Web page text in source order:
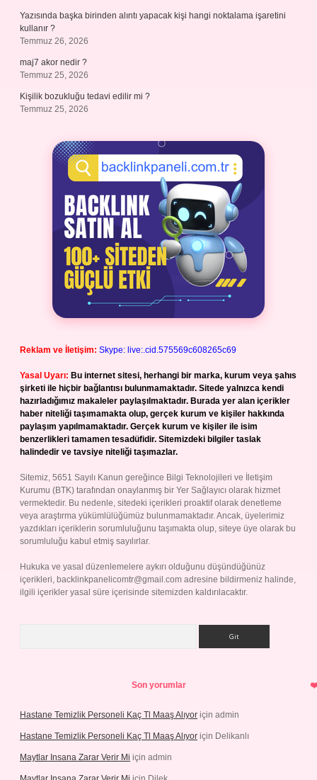
Yazısında başka birinden alıntı yapacak kişi hangi noktalama işaretini
kullanır ?
Temmuz 26, 2026
maj7 akor nedir ?
Temmuz 25, 2026
Kişilik bozukluğu tedavi edilir mi ?
Temmuz 25, 2026
Reklam ve İletişim: Skype: live:.cid.575569c608265c69
Yasal Uyarı: Bu internet sitesi, herhangi bir marka, kurum veya şahıs
şirketi ile hiçbir bağlantısı bulunmamaktadır. Sitede yalnızca kendi
hazırladığımız makaleler paylaşılmaktadır. Burada yer alan içerikler
haber niteliği taşımamakta olup, gerçek kurum ve kişiler hakkında
paylaşım yapılmamaktadır. Gerçek kurum ve kişiler ile isim
benzerlikleri tamamen tesadüfidir. Sitemizdeki bilgiler taslak
halindedir ve tavsiye niteliği taşımazlar.
Sitemiz, 5651 Sayılı Kanun gereğince Bilgi Teknolojileri ve İletişim
Kurumu (BTK) tarafından onaylanmış bir Yer Sağlayıcı olarak hizmet
vermektedir. Bu nedenle, sitedeki içerikleri proaktif olarak denetleme
veya araştırma yükümlülüğümüz bulunmamaktadır. Ancak, üyelerimiz
yazdıkları içeriklerin sorumluluğunu taşımakta olup, siteye üye olarak bu
sorumluluğu kabul etmiş sayılırlar.
Hukuka ve yasal düzenlemelere aykırı olduğunu düşündüğünüz
içerikleri, backlinkpanelicomtr@gmail.com adresine bildirmeniz halinde,
ilgili içerikler yasal süre içerisinde sitemizden kaldırılacaktır.
Son yorumlar
Hastane Temizlik Personeli Kaç Tl Maaş Alıyor için admin
Hastane Temizlik Personeli Kaç Tl Maaş Alıyor için Delikanlı
Maytlar Insana Zarar Verir Mi için admin